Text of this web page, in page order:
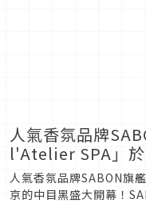
人氣香氛品牌
l'Atelier SPA」於
人氣香氛品牌SABON旗
京的中目黑盛大開幕！